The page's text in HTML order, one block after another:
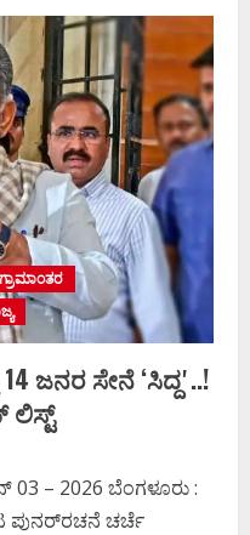
ಜನರ ಸೇನೆ ʻಸಿದ್ದʼ..!
ಲಿಸ್ಟ್‌
03 – 2026 ಬೆಂಗಳೂರು :
ಪುನರ್‌ರಚನೆ ಚರ್ಚೆ